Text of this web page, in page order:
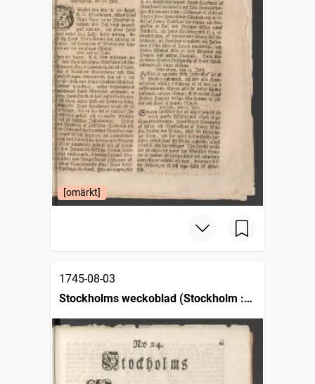
[omärkt]
1745-08-03
Stockholms weckoblad (Stockholm :
1745)